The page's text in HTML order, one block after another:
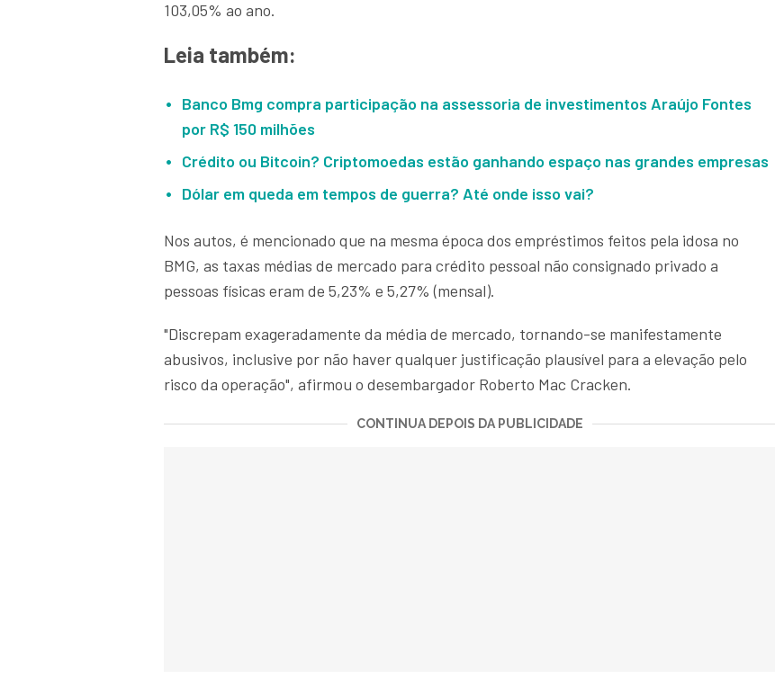
103,05% ao ano.
Leia também:
Banco Bmg compra participação na assessoria de investimentos Araújo Fontes
por R$ 150 milhões
Crédito ou Bitcoin? Criptomoedas estão ganhando espaço nas grandes empresas
Dólar em queda em tempos de guerra? Até onde isso vai?
Nos autos, é mencionado que na mesma época dos empréstimos feitos pela idosa no
BMG, as taxas médias de mercado para crédito pessoal não consignado privado a
pessoas físicas eram de 5,23% e 5,27% (mensal).
"Discrepam exageradamente da média de mercado, tornando-se manifestamente
abusivos, inclusive por não haver qualquer justificação plausível para a elevação pelo
risco da operação", afirmou o desembargador Roberto Mac Cracken.
CONTINUA DEPOIS DA PUBLICIDADE